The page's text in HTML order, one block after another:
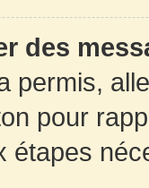
des
permis,
pour
étapes